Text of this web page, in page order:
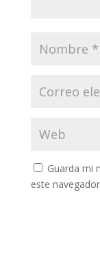
Guarda mi
este